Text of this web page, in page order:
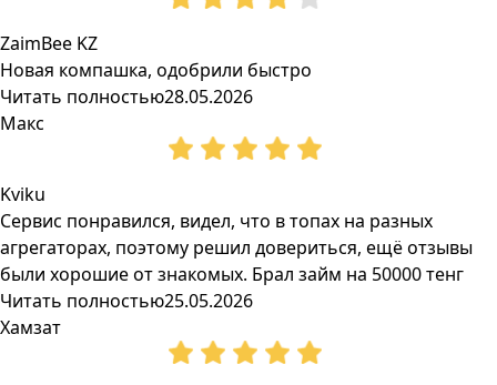
ZaimBee KZ
Новая компашка, одобрили быстро
Читать полностью28.05.2026
Макс
Kviku
Сервис понравился, видел, что в топах на разных
агрегаторах, поэтому решил довериться, ещё отзывы
были хорошие от знакомых. Брал займ на 50000 тенг
Читать полностью25.05.2026
Хамзат